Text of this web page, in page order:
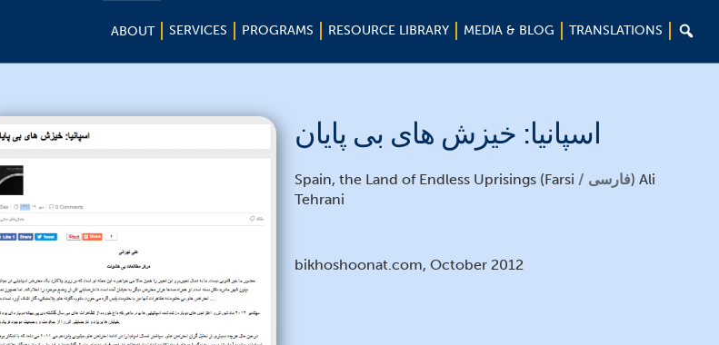
ABOUT SERVICES PROGRAMS RESOURCE LIBRARY MEDIA & BLOG TRANSLATIONS 
اسپانیا: خیزش های بی پایان
Spain, the Land of Endless Uprisings (Farsi فارسی) Ali
Tehrani
bikhoshoonat.com, October 2012